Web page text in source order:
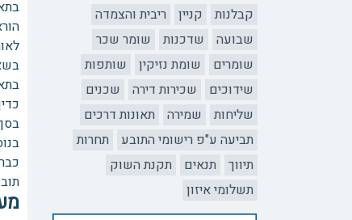
קבלנות
קניין
ריבית והצמדה
שבועה
שדכנות
שומר שכר
שומרים
שומת נזיקין
שותפות
שידוכים
שכירות דירה
שכנים
שליחות
שמירה
תאונות דרכים
תביעה ע"פ רישומי התובע
תחרות
תיווך
תנאים
תקנת השוק
תשלומי איזון
בסך